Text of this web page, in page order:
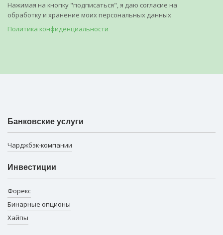
Нажимая на кнопку "подписаться", я даю согласие на
обработку и хранение моих персональных данных
Политика конфиденциальности
Банковские услуги
Чарджбэк-компании
Инвестиции
Форекс
Бинарные опционы
Хайпы